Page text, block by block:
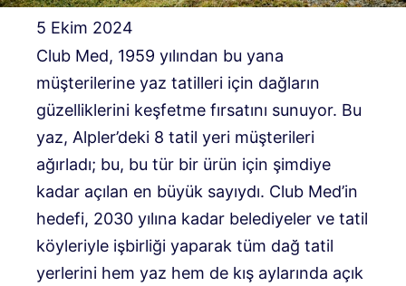
5 Ekim 2024
Club Med, 1959 yılından bu yana
müşterilerine yaz tatilleri için dağların
güzelliklerini keşfetme fırsatını sunuyor. Bu
yaz, Alpler’deki 8 tatil yeri müşterileri
ağırladı; bu, bu tür bir ürün için şimdiye
kadar açılan en büyük sayıydı. Club Med’in
hedefi, 2030 yılına kadar belediyeler ve tatil
köyleriyle işbirliği yaparak tüm dağ tatil
yerlerini hem yaz hem de kış aylarında açık